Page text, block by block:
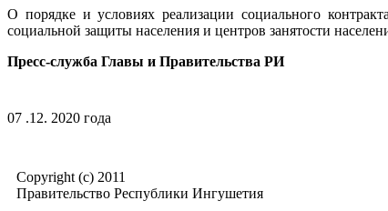
О порядке и условиях реализации социального
социальной защиты населения и центров занятости
Пресс-служба Главы и Правительства РИ
07 .12. 2020 года
Copyright (c) 2011
Правительство Республики Ингушетия